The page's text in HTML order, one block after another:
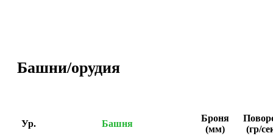
Башни/орудия
Ур. Башня
Броня
(мм)
(гр/